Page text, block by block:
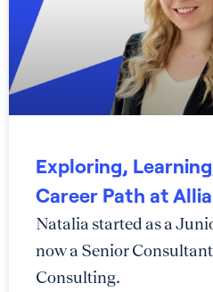
Exploring,
Career Path at
Natalia started as a
now a Senior
Consulting.